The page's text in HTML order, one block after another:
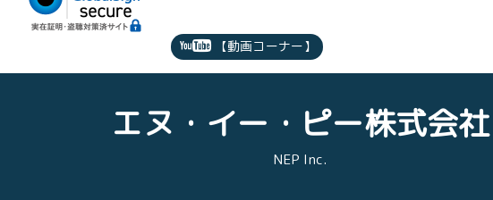
【動画コーナー】
エヌ・イー・ピー株式会社
NEP Inc.